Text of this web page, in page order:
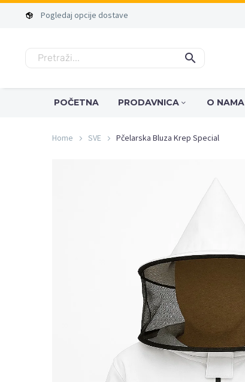
Pogledaj opcije dostave
POČETNA PRODAVNICA O NAMA
Home SVE Pčelarska Bluza Krep Special